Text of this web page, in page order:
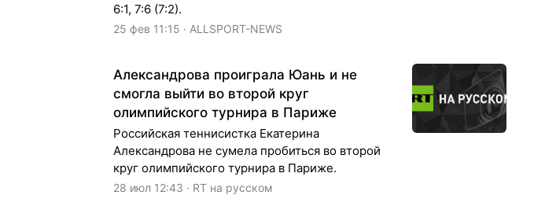
6:1, 7:6 (7:2).
25 фев 11:15 · ALLSPORT-NEWS
Александрова проиграла Юань и не
смогла выйти во второй круг
олимпийского турнира в Париже
Российская теннисистка Екатерина
Александрова не сумела пробиться во второй
круг олимпийского турнира в Париже.
28 июл 12:43 · RT на русском